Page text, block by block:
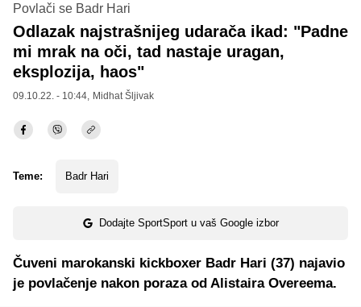
Povlači se Badr Hari
Odlazak najstrašnijeg udarača ikad: "Padne
mi mrak na oči, tad nastaje uragan,
eksplozija, haos"
09.10.22. - 10:44, Midhat Šljivak
Teme: Badr Hari
Dodajte SportSport u vaš Google izbor
Čuveni marokanski kickboxer Badr Hari (37) najavio
je povlačenje nakon poraza od Alistaira Overeema.